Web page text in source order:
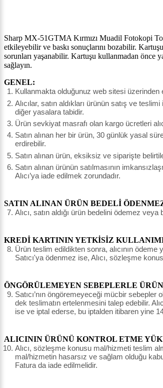
Sharp MX-51GTMA Kırmızı Muadil Fotokopi
etkileyebilir ve baskı sonuçlarını bozabilir.
sorunları yaşanabilir. Kartuşu kullanmadan önce
sağlayın.
GENEL:
Kullanmakta olduğunuz web sitesi üzerinden
Alıcılar, satın aldıkları ürünün satış ve
diğer yasalara tabidir.
Ürün sevkiyat masrafı olan kargo ücretleri
Satın alınan her bir ürün, 30 günlük yasal
erdirebilir.
Satın alınan ürün, eksiksiz ve siparişte
Satın alınan ürünün satılmasının
Alıcı’ya iade edilmek zorundadır.
SATIN ALINAN ÜRÜN BEDELİ
Alıcı, satın aldığı ürün bedelini ödemez
KREDİ KARTININ YETKİSİZ
Ürün teslim edildikten sonra, alıcının ödeme
Satıcı'ya ödenmez ise, Alıcı, sözleşme
ÖNGÖRÜLEMEYEN SEBEPLERLE
Satıcı’nın öngöremeyeceği mücbir
dek teslimatın ertelenmesini talep edebilir.
ise ve iptal ederse, bu iptalden itibaren yine
ALICININ ÜRÜNÜ KONTROL ETME
Alıcı, sözleşme konusu mal/hizmeti teslim
mal/hizmetin hasarsız ve sağlam olduğu
Fatura da iade edilmelidir.